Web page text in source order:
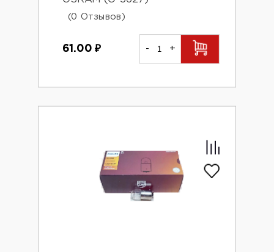
(0 Отзывов)
61.00₽ - +